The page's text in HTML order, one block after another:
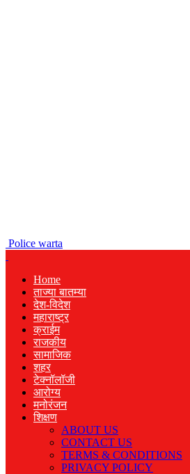
Police warta
Home
ताज्या बातम्या
देश-विदेश
महाराष्ट्र
क्राईम
राजकीय
सामाजिक
शहर
टेक्नॉलॉजी
आरोग्य
मनोरंजन
शिक्षण
ABOUT US
CONTACT US
TERMS & CONDITIONS
PRIVACY POLICY